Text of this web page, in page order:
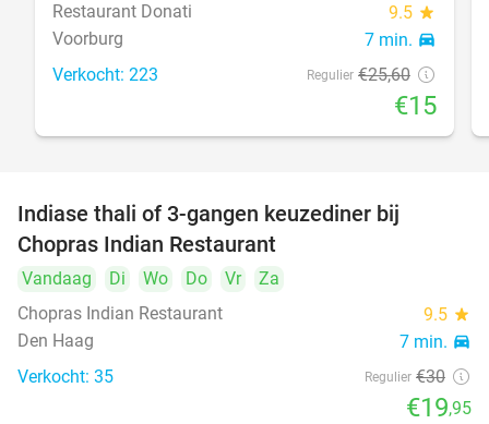
food
food
Restaurant Donati
9.5 star
Voorburg 7 min. directions_car
Verkocht: 223 Regulier €25,60
€15
Indiase thali of 3-gangen keuzediner bij
Chopras Indian Restaurant
Vandaag Di Wo Do Vr
Za
Chopras Indian Restaurant
9.5 star
Den Haag 7 min. directions_car
Verkocht: 35 Regulier €30
€19,95